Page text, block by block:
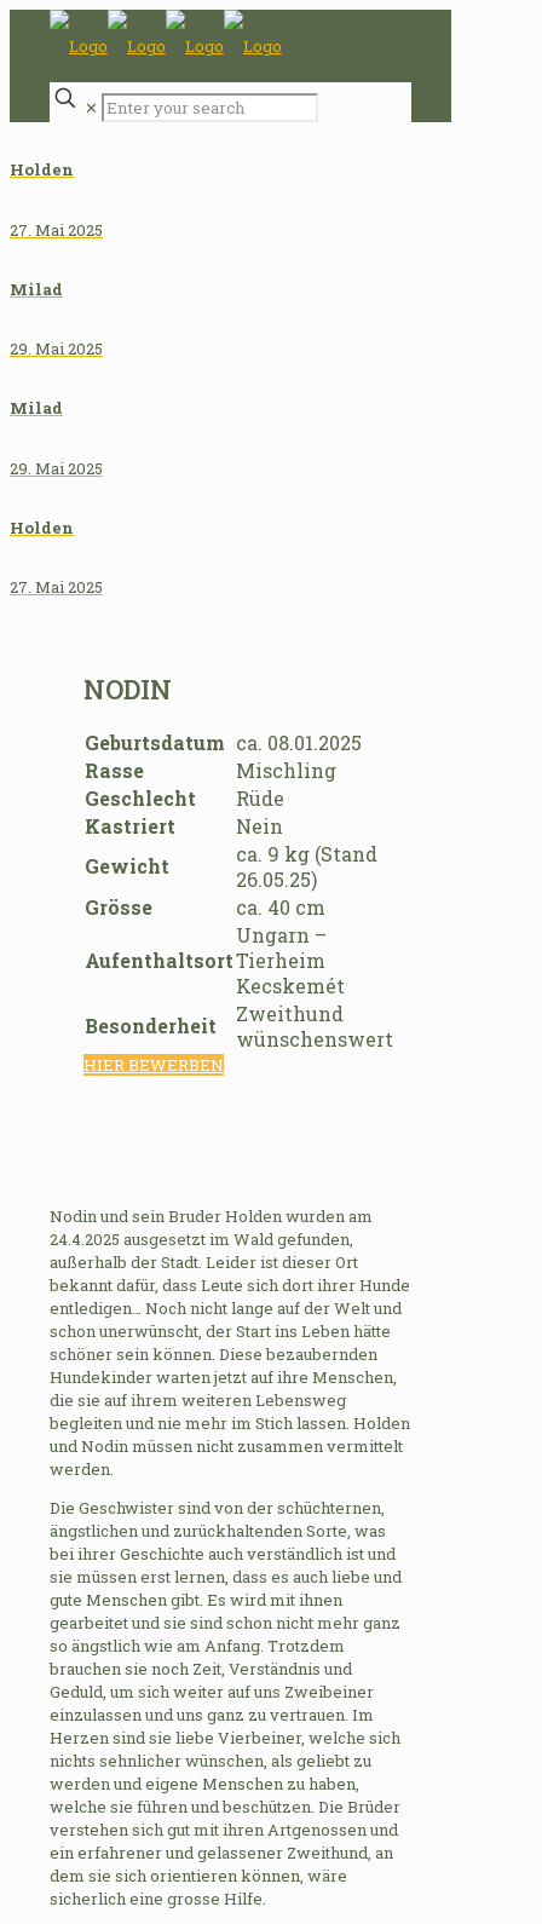
✕
Holden
27. Mai 2025
Milad
29. Mai 2025
Milad
29. Mai 2025
Holden
27. Mai 2025
NODIN
Geburtsdatum ca. 08.01.2025
Rasse
Mischling
Geschlecht
Rüde
Kastriert
Nein
Gewicht
ca. 9 kg (Stand
26.05.25)
Grösse
ca. 40 cm
Aufenthaltsort
Ungarn –
Tierheim
Kecskemét
Besonderheit
Zweithund
wünschenswert
HIER BEWERBEN
Nodin und sein Bruder Holden wurden am
24.4.2025 ausgesetzt im Wald gefunden,
außerhalb der Stadt. Leider ist dieser Ort
bekannt dafür, dass Leute sich dort ihrer Hunde
entledigen… Noch nicht lange auf der Welt und
schon unerwünscht, der Start ins Leben hätte
schöner sein können. Diese bezaubernden
Hundekinder warten jetzt auf ihre Menschen,
die sie auf ihrem weiteren Lebensweg
begleiten und nie mehr im Stich lassen. Holden
und Nodin müssen nicht zusammen vermittelt
werden.
Die Geschwister sind von der schüchternen,
ängstlichen und zurückhaltenden Sorte, was
bei ihrer Geschichte auch verständlich ist und
sie müssen erst lernen, dass es auch liebe und
gute Menschen gibt. Es wird mit ihnen
gearbeitet und sie sind schon nicht mehr ganz
so ängstlich wie am Anfang. Trotzdem
brauchen sie noch Zeit, Verständnis und
Geduld, um sich weiter auf uns Zweibeiner
einzulassen und uns ganz zu vertrauen. Im
Herzen sind sie liebe Vierbeiner, welche sich
nichts sehnlicher wünschen, als geliebt zu
werden und eigene Menschen zu haben,
welche sie führen und beschützen. Die Brüder
verstehen sich gut mit ihren Artgenossen und
ein erfahrener und gelassener Zweithund, an
dem sie sich orientieren können, wäre
sicherlich eine grosse Hilfe.